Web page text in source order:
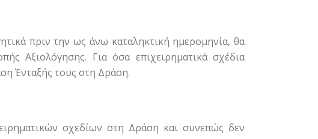
πριν την ως άνω καταληκτική ημερομηνία, θα
Αξιολόγησης. Για όσα επιχειρηματικά σχέδια
Ένταξής τους στη Δράση.
σχεδίων στη Δράση και συνεπώς δεν